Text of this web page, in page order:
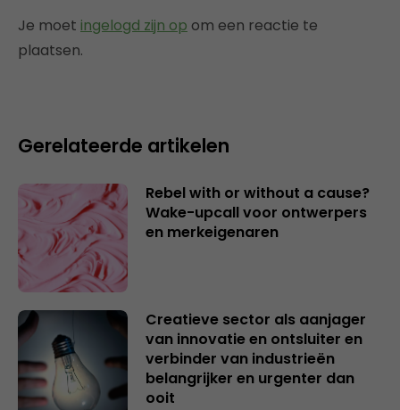
Je moet ingelogd zijn op om een reactie te
plaatsen.
Gerelateerde artikelen
Rebel with or without a cause?
Wake-upcall voor ontwerpers
en merkeigenaren
Creatieve sector als aanjager
van innovatie en ontsluiter en
verbinder van industrieën
belangrijker en urgenter dan
ooit